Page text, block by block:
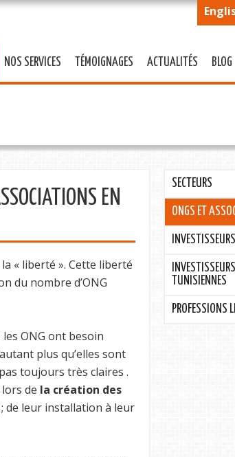
to
NOS SERVICES TÉMOIGNAGES ACTUALITÉS BLOG
EN
« liberté ». Cette liberté
du nombre d’ONG
ONG ont besoin
plus qu’elles sont
toujours très claires .
lors de la création des
de leur installation à leur
SECTEURS
ONGS ET
TUNISIENNES
PROFESSIONS